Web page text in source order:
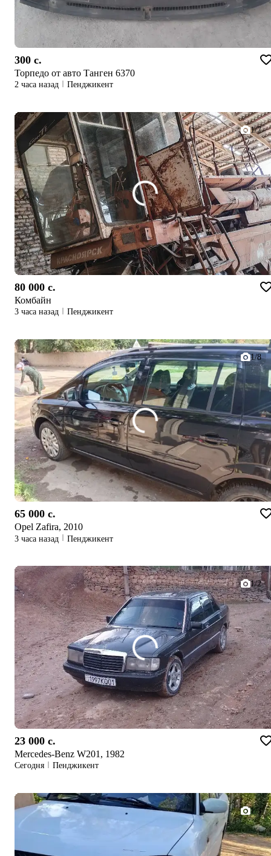
300 c.
Торпедо от авто Танген 6370
2 часа назад Пенджикент
1/7
80 000 c.
Комбайн
3 часа назад Пенджикент
1/8
65 000 c.
Opel Zafira, 2010
3 часа назад Пенджикент
1/2
23 000 c.
Mercedes-Benz W201, 1982
Сегодня Пенджикент
1/3